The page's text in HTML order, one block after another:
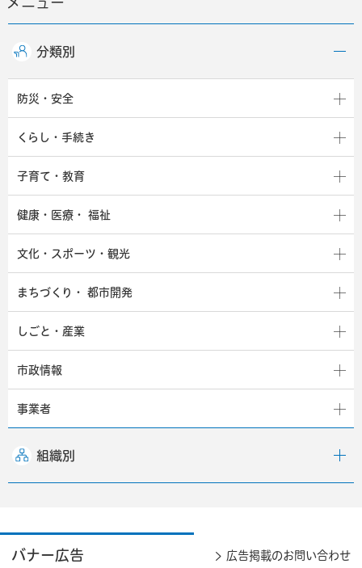
分類別
防災・安全
くらし・手続き
子育て・教育
健康・医療・ 福祉
文化・スポーツ・観光
まちづくり・ 都市開発
しごと・産業
市政情報
事業者
組織別
バナー広告 広告掲載のお問い合わせ